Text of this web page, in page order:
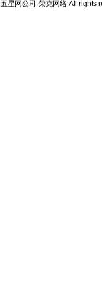
五星网公司-荣克网络 All